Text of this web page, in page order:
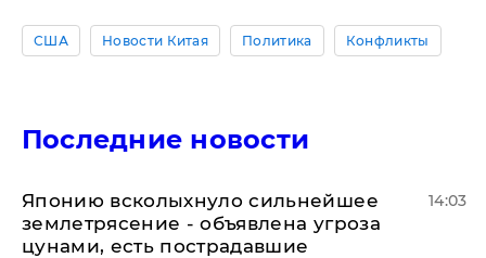
США Новости Китая Политика Конфликты
Последние новости
Японию всколыхнуло сильнейшее
землетрясение - объявлена угроза
цунами, есть пострадавшие
14:03